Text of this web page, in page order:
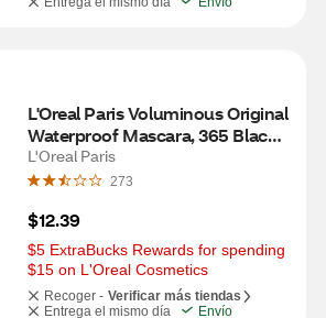
L'Oreal Paris Voluminous Original
Waterproof Mascara, 365 Black
Brown
L'Oreal Paris
273
$12.39
$5 ExtraBucks Rewards for spending
$15 on L'Oreal Cosmetics
Recoger - Verificar más tiendas
Entrega el mismo día
Envío